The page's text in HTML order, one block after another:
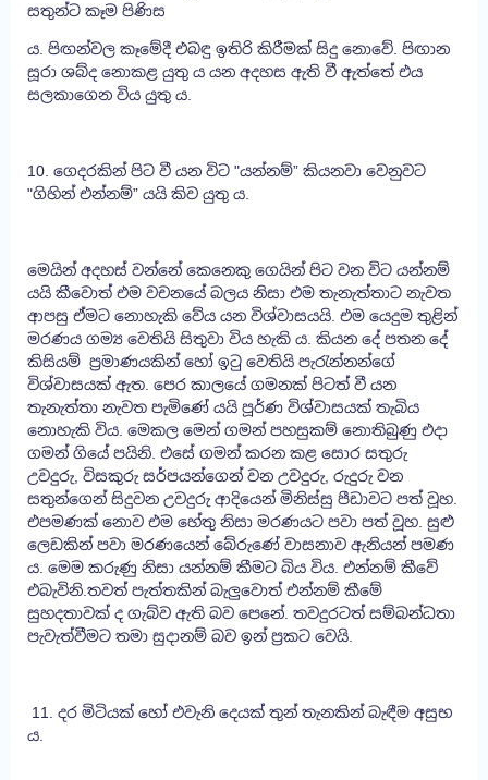
සතුන්ට කෑම පිණිස
ය. පිඟන්වල කෑමේදී එබඳු ඉතිරි කිරීමක් සිදු නොවේ. පිඟාන
සූරා ශබ්ද නොකළ යුතු ය යන අදහස ඇති වී ඇත්තේ එය
සලකාගෙන විය යුතු ය.
10. ගෙදරකින් පිට වී යන විට "යන්නම්” කියනවා වෙනුවට
"ගිහින් එන්නම්” යයි කිව යුතු ය.
මෙයින් අදහස් වන්නේ කෙනෙකු ගෙයින් පිට වන විට යන්නම්
යයි කීවොත් එම වචනයේ බලය නිසා එම තැනැත්තාට නැවත
ආපසු ඒමට නොහැකි වේය යන විශ්වාසයයි. එම යෙදුම තුළින්
මරණය ගම්‍ය වෙතියි සිතුවා විය හැකි ය. කියන දේ පතන දේ
කිසියම් ප්‍රමාණයකින් හෝ ඉටු වෙතියි පැරැන්නන්ගේ
විශ්වාසයක් ඇත. පෙර කාලයේ ගමනක් පිටත් වී යන
තැනැත්තා නැවත පැමිණේ යයි පූර්ණ විශ්වාසයක් තැබිය
නොහැකි විය. මෙකල මෙන් ගමන් පහසුකම් නොතිබුණු එදා
ගමන් ගියේ පයිනි. එසේ ගමන් කරන කළ සොර සතුරු
උවදුරු, විසකුරු සර්පයන්ගෙන් වන උවදුරු, රුදුරු වන
සතුන්ගෙන් සිදුවන උවදුරු ආදියෙන් මිනිස්සු පීඩාවට පත් වූහ.
එපමණක් නොව එම හේතු නිසා මරණයට පවා පත් වූහ. සුළු
ලෙඩකින් පවා මරණයෙන් බේරුණේ වාසනාව ඇනියන් පමණ
ය. මෙම කරුණු නිසා යන්නම් කීමට බිය විය. එන්නම් කීවේ
එබැවිනි.තවත් පැත්තකින් බැලුවොත් එන්නම් කීමේ
සුහදතාවක් ද ගැබ්ව ඇති බව පෙනේ. තවදුරටත් සම්බන්ධතා
පැවැත්වීමට තමා සුදානම් බව ඉන් ප්‍රකට වෙයි.
11. දර මිටියක් හෝ එවැනි දෙයක් තුන් තැනකින් බැඳීම අසුභ
ය.